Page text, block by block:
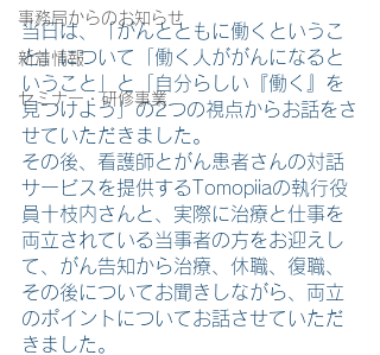
事務局からのお知らせ
新着情報
セミナー・研修事業
当日は、「がんとともに働くというこ
と」について「働く人ががんになると
いうこと」と「自分らしい『働く』を
見つけよう」の2つの視点からお話をさ
せていただきました。
その後、看護師とがん患者さんの対話
サービスを提供するTomopiiaの執行役
員十枝内さんと、実際に治療と仕事を
両立されている当事者の方をお迎えし
て、がん告知から治療、休職、復職、
その後についてお聞きしながら、両立
のポイントについてお話させていただ
きました。